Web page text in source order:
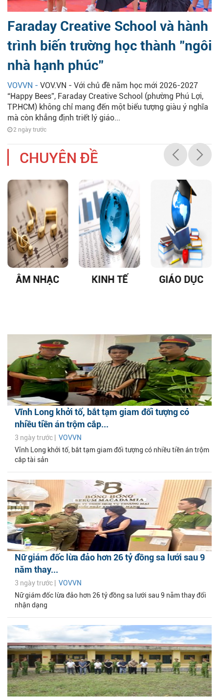
Faraday Creative School và hành
trình biến trường học thành "ngôi
nhà hạnh phúc"
VOVVN - VOV.VN - Với chủ đề năm học mới 2026-2027
“Happy Bees”, Faraday Creative School (phường Phú Lợi,
TP.HCM) không chỉ mang đến một biểu tượng giàu ý nghĩa
mà còn khẳng định triết lý giáo...
2 ngày trước
CHUYÊN ĐỀ
ÂM NHẠC KINH TẾ GIÁO DỤC
Vĩnh Long khởi tố, bắt tạm giam đối tượng có
nhiều tiền án trộm cắp...
3 ngày trước | VOVVN
Vĩnh Long khởi tố, bắt tạm giam đối tượng có nhiều tiền án trộm
cắp tài sản
Nữ giám đốc lừa đảo hơn 26 tỷ đồng sa lưới sau 9
năm thay...
3 ngày trước | VOVVN
Nữ giám đốc lừa đảo hơn 26 tỷ đồng sa lưới sau 9 năm thay đổi
nhận dạng